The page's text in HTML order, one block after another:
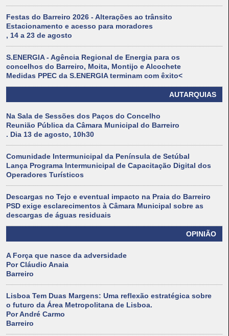
Festas do Barreiro 2026 - Alterações ao trânsito
Estacionamento e acesso para moradores
, 14 a 23 de agosto
S.ENERGIA - Agência Regional de Energia para os
concelhos do Barreiro, Moita, Montijo e Alcochete
Medidas PPEC da S.ENERGIA terminam com êxito<
AUTARQUIAS
Na Sala de Sessões dos Paços do Concelho
Reunião Pública da Câmara Municipal do Barreiro
. Dia 13 de agosto, 10h30
Comunidade Intermunicipal da Península de Setúbal
Lança Programa Intermunicipal de Capacitação Digital dos
Operadores Turísticos
Descargas no Tejo e eventual impacto na Praia do Barreiro
PSD exige esclarecimentos à Câmara Municipal sobre as
descargas de águas residuais
OPINIÃO
A Força que nasce da adversidade
Por Cláudio Anaia
Barreiro
Lisboa Tem Duas Margens: Uma reflexão estratégica sobre
o futuro da Área Metropolitana de Lisboa.
Por André Carmo
Barreiro